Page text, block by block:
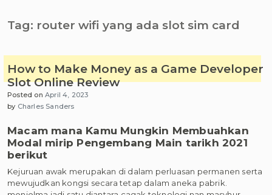
Tag: router wifi yang ada slot sim card
How to Make Money as a Game Developer
Slot Online Review
Posted onApril 4, 2023
by Charles Sanders
Macam mana Kamu Mungkin Membuahkan
Modal mirip Pengembang Main tarikh 2021
berikut
Kejuruan awak merupakan di dalam perluasan permanen serta
mewujudkan kongsi secara tetap dalam aneka pabrik.